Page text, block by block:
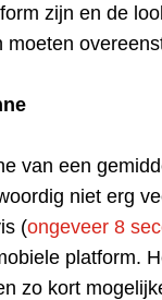
zijn en de
moeten
van een
niet erg
(ongeveer 8
platform.
zo kort